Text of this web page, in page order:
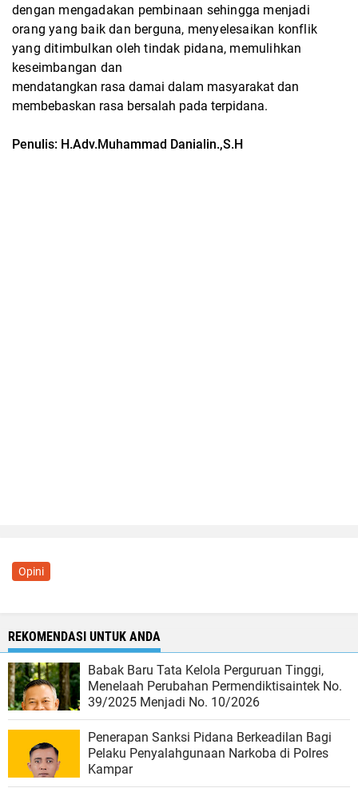
dengan mengadakan pembinaan sehingga menjadi
orang yang baik dan berguna, menyelesaikan konflik
yang ditimbulkan oleh tindak pidana, memulihkan
keseimbangan dan
mendatangkan rasa damai dalam masyarakat dan
membebaskan rasa bersalah pada terpidana.
Penulis: H.Adv.Muhammad Danialin.,S.H
Opini
REKOMENDASI UNTUK ANDA
Babak Baru Tata Kelola Perguruan Tinggi,
Menelaah Perubahan Permendiktisaintek No.
39/2025 Menjadi No. 10/2026
Penerapan Sanksi Pidana Berkeadilan Bagi
Pelaku Penyalahgunaan Narkoba di Polres
Kampar